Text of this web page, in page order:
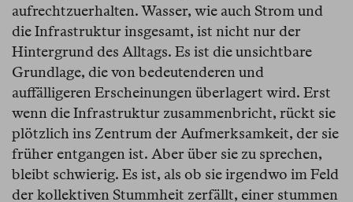
aufrechtzuerhalten. Wasser, wie auch Strom und
die Infrastruktur insgesamt, ist nicht nur der
Hintergrund des Alltags. Es ist die unsichtbare
Grundlage, die von bedeutenderen und
auffälligeren Erscheinungen überlagert wird. Erst
wenn die Infrastruktur zusammenbricht, rückt sie
plötzlich ins Zentrum der Aufmerksamkeit, der sie
früher entgangen ist. Aber über sie zu sprechen,
bleibt schwierig. Es ist, als ob sie irgendwo im Feld
der kollektiven Stummheit zerfällt, einer stummen